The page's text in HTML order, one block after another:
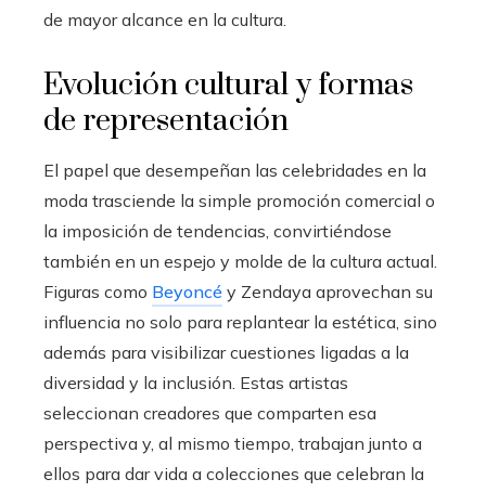
de mayor alcance en la cultura.
Evolución cultural y formas
de representación
El papel que desempeñan las celebridades en la
moda trasciende la simple promoción comercial o
la imposición de tendencias, convirtiéndose
también en un espejo y molde de la cultura actual.
Figuras como Beyoncé y Zendaya aprovechan su
influencia no solo para replantear la estética, sino
además para visibilizar cuestiones ligadas a la
diversidad y la inclusión. Estas artistas
seleccionan creadores que comparten esa
perspectiva y, al mismo tiempo, trabajan junto a
ellos para dar vida a colecciones que celebran la